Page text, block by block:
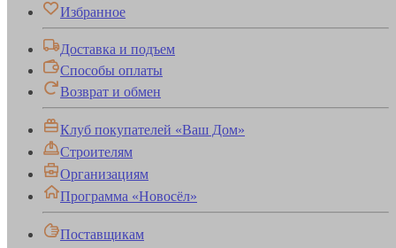
Избранное
Доставка и подъем
Способы оплаты
Возврат и обмен
Клуб покупателей «Ваш Дом»
Строителям
Организациям
Программа «Новосёл»
Поставщикам